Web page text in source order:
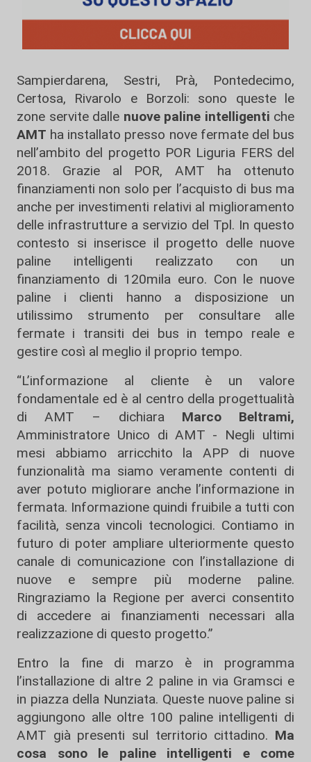
Sampierdarena, Sestri, Prà, Pontedecimo,
Certosa, Rivarolo e Borzoli: sono queste le
zone servite dalle nuove paline intelligenti che
AMT ha installato presso nove fermate del bus
nell’ambito del progetto POR Liguria FERS del
2018. Grazie al POR, AMT ha ottenuto
finanziamenti non solo per l’acquisto di bus ma
anche per investimenti relativi al miglioramento
delle infrastrutture a servizio del Tpl. In questo
contesto si inserisce il progetto delle nuove
paline intelligenti realizzato con un
finanziamento di 120mila euro. Con le nuove
paline i clienti hanno a disposizione un
utilissimo strumento per consultare alle
fermate i transiti dei bus in tempo reale e
gestire così al meglio il proprio tempo.
“L’informazione al cliente è un valore
fondamentale ed è al centro della progettualità
di AMT – dichiara Marco Beltrami,
Amministratore Unico di AMT - Negli ultimi
mesi abbiamo arricchito la APP di nuove
funzionalità ma siamo veramente contenti di
aver potuto migliorare anche l’informazione in
fermata. Informazione quindi fruibile a tutti con
facilità, senza vincoli tecnologici. Contiamo in
futuro di poter ampliare ulteriormente questo
canale di comunicazione con l’installazione di
nuove e sempre più moderne paline.
Ringraziamo la Regione per averci consentito
di accedere ai finanziamenti necessari alla
realizzazione di questo progetto.”
Entro la fine di marzo è in programma
l’installazione di altre 2 paline in via Gramsci e
in piazza della Nunziata. Queste nuove paline si
aggiungono alle oltre 100 paline intelligenti di
AMT già presenti sul territorio cittadino. Ma
cosa sono le paline intelligenti e come